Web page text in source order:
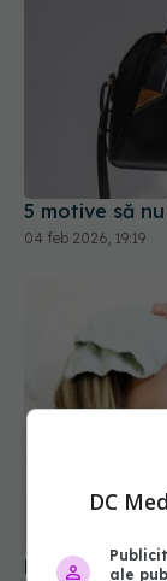
5 motive să
04 feb 2026, 19:19
Poate răcirea
DC
ale